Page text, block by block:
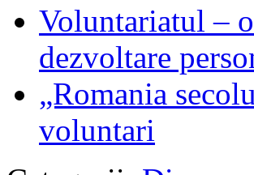
Voluntariatul –
dezvoltare
„Romania
voluntari